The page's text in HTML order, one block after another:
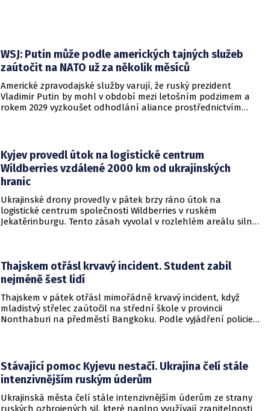
WSJ: Putin může podle amerických tajných služeb
zaútočit na NATO už za několik měsíců
Americké zpravodajské služby varují, že ruský prezident
Vladimir Putin by mohl v období mezi letošním podzimem a
rokem 2029 vyzkoušet odhodlání aliance prostřednictvím
přicházejí v době, kdy Moskva čelí rostoucímu tlaku kvůli
situaci na ukrajinské frontě. Masivní škody, které ukrajinské
drony způsobují ruskému zázemí, totiž Kreml zahnaly do
kouta.
Kyjev provedl útok na logistické centrum
Wildberries vzdálené 2000 km od ukrajinských
hranic
Ukrajinské drony provedly v pátek brzy ráno útok na
logistické centrum společnosti Wildberries v ruském
Jekatěrinburgu. Tento zásah vyvolal v rozlehlém areálu silný
RWB, který řídí veškeré logistické operace.
Thajskem otřásl krvavý incident. Student zabil
nejméně šest lidí
Thajskem v pátek otřásl mimořádně krvavý incident, když
mladistvý střelec zaútočil na střední škole v provincii
Nonthaburi na předměstí Bangkoku. Podle vyjádření policie
Stávající pomoc Kyjevu nestačí. Ukrajina čelí stále
intenzivnějším ruským úderům
Ukrajinská města čelí stále intenzivnějším úderům ze strany
ruských ozbrojených sil, které naplno využívají zranitelnosti